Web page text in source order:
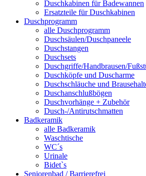
Duschkabinen für Badewannen
Ersatzteile für Duschkabinen
Duschprogramm
alle Duschprogramm
Duschsäulen/Duschpaneele
Duschstangen
Duschsets
Duschgriffe/Handbrausen/
Duschköpfe und Duscharme
Duschschläuche und
Duschanschlußbögen
Duschvorhänge + Zubehör
Dusch-/Antirutschmatten
Badkeramik
alle Badkeramik
Waschtische
WC´s
Urinale
Bidet`s
Seniorenbad / Barrierefrei